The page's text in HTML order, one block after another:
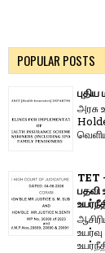
POPULAR POSTS
அரசு
TET
பதவி